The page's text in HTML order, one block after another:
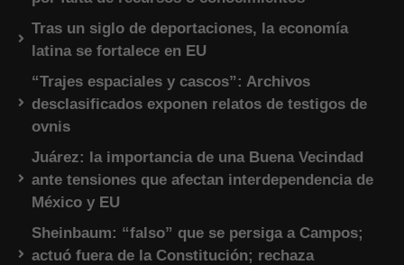
Tras un siglo de deportaciones, la economía
latina se fortalece en EU
“Trajes espaciales y cascos”: Archivos
desclasificados exponen relatos de testigos de
ovnis
Juárez: la importancia de una Buena Vecindad
ante tensiones que afectan interdependencia de
México y EU
Sheinbaum: “falso” que se persiga a Campos;
actuó fuera de la Constitución; rechaza